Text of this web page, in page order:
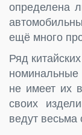
определена
ещё много
Ряд
номинальные
не имеет их
своих
ведут весьма